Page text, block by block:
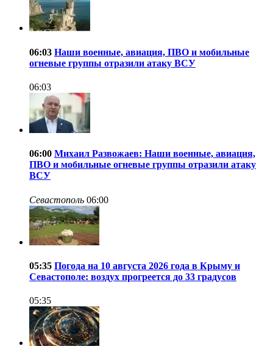
06:03 Наши военные, авиация, ПВО и мобильные
огневые группы отразили атаку ВСУ
06:03
06:00 Михаил Развожаев: Наши военные, авиация,
ПВО и мобильные огневые группы отразили атаку
ВСУ
Севастополь 06:00
05:35 Погода на 10 августа 2026 года в Крыму и
Севастополе: воздух прогреется до 33 градусов
05:35